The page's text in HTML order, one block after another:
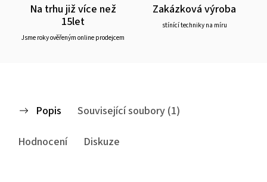
Na trhu již více než
15let
Jsme roky ověřeným online prodejcem
Zakázková výroba
stínící techniky na míru
Popis
Související soubory (1)
Hodnocení
Diskuze